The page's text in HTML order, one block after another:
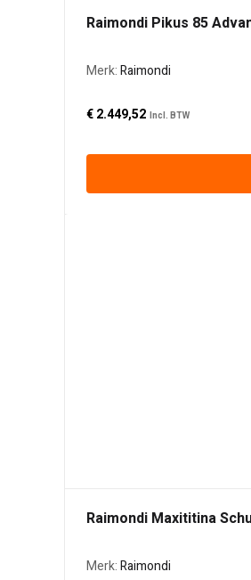
Raimondi Pikus 85
€2.449,52 Incl. BTW
Merk:Raimondi
Raimondi Maxititina
Merk:Raimondi